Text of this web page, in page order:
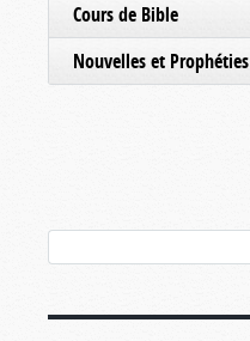
Cours de Bible
Nouvelles et Prophéties